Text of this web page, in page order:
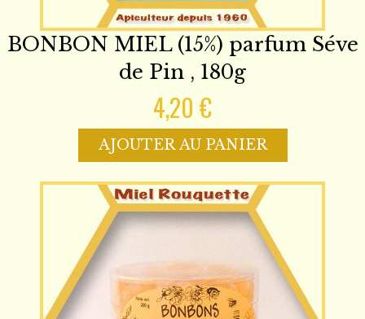
BONBON MIEL (15%) parfum Séve
de Pin , 180g
4,20 €
AJOUTER AU PANIER